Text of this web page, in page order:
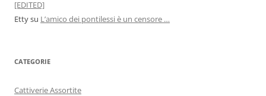
[EDITED]
Ettysu L’amico dei pontilessi è un censore …
CATEGORIE
Cattiverie Assortite